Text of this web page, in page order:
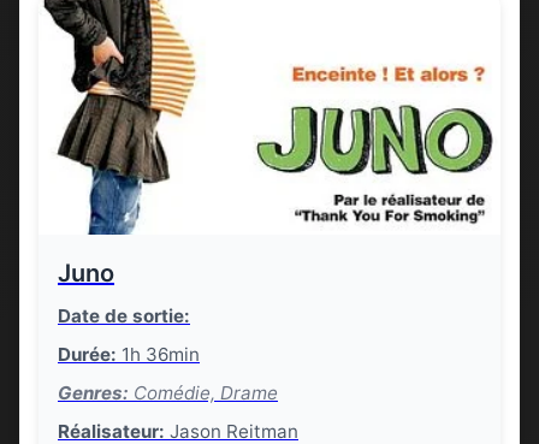
Juno
Date de sortie:
Durée: 1h 36min
Genres: Comédie, Drame
Réalisateur: Jason Reitman